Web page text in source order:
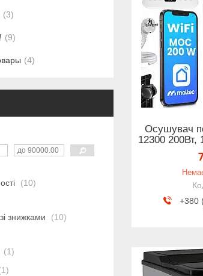
Осушувач
12300
+380
3
9
4
10
знижками
10
1
1